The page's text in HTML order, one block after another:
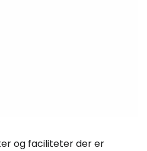
og faciliteter der er